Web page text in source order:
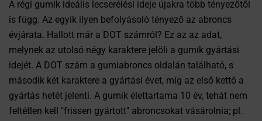
A régi gumik ideális lecserélési ideje újakra több tényezőtől
is függ. Az egyik ilyen befolyásoló tényező az abroncs
évjárata. Hallott már a DOT számról? Ez az az adat,
melynek az utolsó négy karaktere jelöli a gumik gyártási
idejét. A DOT szám a gumiabroncs oldalán található, s
második két karaktere a gyártási évet, míg az első kettő a
gyártás hetét jelenti. A gumik élettartama 10 év, tehát nem
feltétlen kell "frissen gyártott" abroncsokat vásárolnia; pl.